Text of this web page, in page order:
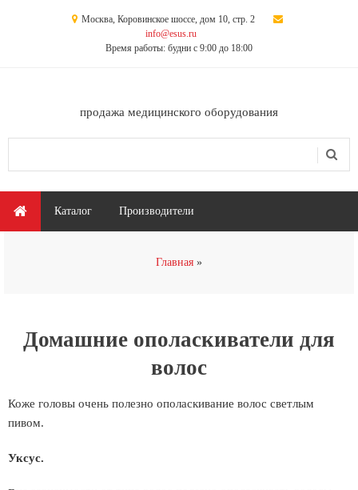
Москва, Коровинское шоссе, дом 10, стр. 2
info@esus.ru
Время работы: будни с 9:00 до 18:00
продажа медицинского оборудования
Главное меню
Каталог Производители
Главная
Домашние ополаскиватели для
волос
Коже головы очень полезно ополаскивание волос светлым
пивом.
Уксус.